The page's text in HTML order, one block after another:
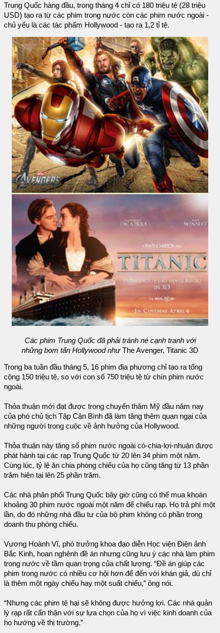
Trung Quốc hàng đầu, trong tháng 4 chỉ có 180 triệu tệ (28 triệu
USD) tạo ra từ các phim trong nước còn các phim nước ngoài -
chủ yếu là các tác phẩm Hollywood - tạo ra 1,2 tỉ tệ.
Các phim Trung Quốc đã phải tránh né cạnh tranh với
những bom tấn Hollywood nhưThe Avenger, Titanic 3D
Trong ba tuần đầu tháng 5, 16 phim địa phương chỉ tạo ra tổng
cộng 150 triệu tệ, so với con số 750 triệu tệ từ chín phim nước
ngoài.
Thỏa thuận mới đạt được trong chuyến thăm Mỹ đầu năm nay
của phó chủ tịch Tập Cận Bình đã làm tăng thêm quan ngại của
những người trong cuộc về ảnh hưởng của Hollywood.
Thỏa thuận này tăng số phim nước ngoài có-chia-lợi-nhuận được
phát hành tại các rạp Trung Quốc từ 20 lên 34 phim một năm.
Cùng lúc, tỷ lệ ăn chia phòng chiếu của họ cũng tăng từ 13 phần
trăm hiện tại lên 25 phần trăm.
Các nhà phân phối Trung Quốc bây giờ cũng có thể mua khoán
khoảng 30 phim nước ngoài một năm để chiếu rạp. Họ trả phí một
lần, do đó những nhà đầu tư của bộ phim không có phần trong
doanh thu phòng chiếu.
Vương Hoành Vĩ, phó trưởng khoa đạo diễn Học viện Điện ảnh
Bắc Kinh, hoan nghênh đề án nhưng cũng lưu ý các nhà làm phim
trong nước về tầm quan trọng của chất lượng. “Đề án giúp các
phim trong nước có nhiều cơ hội hơn để đến với khán giả, dù chỉ
là thêm một ngày chiếu hay một suất chiếu,” ông nói.
“Nhưng các phim tệ hại sẽ không được hưởng lợi. Các nhà quản
lý rạp rất cẩn thận với sự lựa chọn của họ vì việc kinh doanh của
họ hướng về thị trường.”